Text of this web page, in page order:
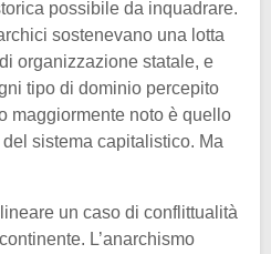
possibile da inquadrare.
sostenevano una lotta
organizzazione statale, e
tipo di dominio percepito
maggiormente noto è quello
sistema capitalistico. Ma
un caso di conflittualità
L’anarchismo